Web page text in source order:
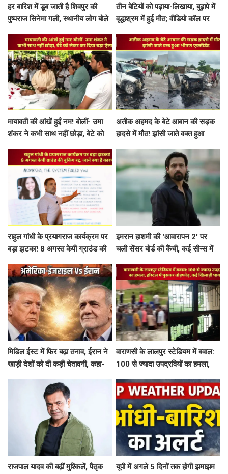
हर बारिश में डूब जाती है शिवपुर की
पुष्पराज सिनेमा गली, स्थानीय लोग बोले
चाहिए
तीन बेटियों को पढ़ाया-लिखाया, बुढ़ापे में
वृद्धाश्रम में हुई मौत; वीडियो कॉल पर
मायावती की आंखें हुईं नम! बोलीं- उमा
शंकर ने कभी साथ नहीं छोड़ा, बेटे को
अतीक अहमद के बेटे आबान की सड़क
हादसे में मौत! झांसी जाते वक्त हुआ
राहुल गांधी के प्रयागराज कार्यक्रम पर
बड़ा झटका! 8 अगस्त केपी ग्राउंड की
इमरान हाशमी की 'आवारापन 2' पर
चली सेंसर बोर्ड की कैंची, कई सीन्स में
मिडिल ईस्ट में फिर बढ़ा तनाव, ईरान ने
खाड़ी देशों को दी कड़ी चेतावनी, कहा-
वाराणसी के लालपुर स्टेडियम में बवाल:
100 से ज्यादा उपद्रवियों का हमला,
खिलाड़ी घायल
राजपाल यादव की बढ़ीं मुश्किलें, पैतृक
यूपी में अगले 5 दिनों तक होगी झमाझम